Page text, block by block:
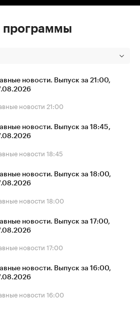
программы
новости. Выпуск за 21:00,
новости 21:00
новости. Выпуск за 18:45,
новости18:45
новости. Выпуск за 18:00,
новости18:00
новости. Выпуск за 17:00,
новости17:00
новости. Выпуск за 16:00,
новости16:00